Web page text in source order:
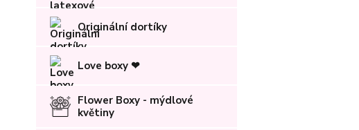
Originální dortíky
Love boxy ❤
Flower Boxy - mýdlové
květiny